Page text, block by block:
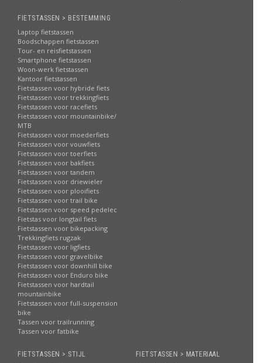
FIETSTASSEN > BESTEMMING
Laptop fietstassen
Boodschappen fietstassen
Tour- en reisfietstassen
Smartphone fietstassen
Woon-werk fietstassen
Kantoor fietstassen
Fietstassen voor hybride fiets
Fietstassen voor trekkingfiets
Fietstassen voor racefiets
Fietstassen voor mountainbike/
MTB
Fietstassen voor moederfiets
Fietstassen voor vouwfiets
Fietstassen voor toerfiets
Fietstassen voor bakfiets
Fietstassen voor tandem
Fietstassen voor driewieler
Fietstassen voor plooifiets
Fietstassen voor trail bike
Fietstassen voor speed pedelec
Fietstas voor longtail fiets
Fietstassen voor bikepacking
Trekkingfiets rugzak
Fietstassen voor ligfiets
Fietstassen voor gravelbike
Fietstassen voor downhill bike
Fietstassen voor Enduro bike
Fietstassen voor hardtail
mountainbike
Fietstassen voor full-suspension
bike
Tassen voor trailrunning
Tassen voor fatbike
FIETSTASSEN > STIJL FIETSTASSEN > MATERIAAL